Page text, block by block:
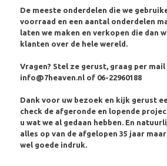
De meeste onderdelen die we
voorraad en een aantal onderdelen
laten we maken en verkopen die dan
klanten over de hele wereld.
Vragen? Stel ze gerust, graag per
info@7heaven.nl of 06-22960188
Dank voor uw bezoek en kijk gerust
check de afgeronde en lopende
u wat we al gedaan hebben. En
alles op van de afgelopen 35 jaar
wel goede indruk.